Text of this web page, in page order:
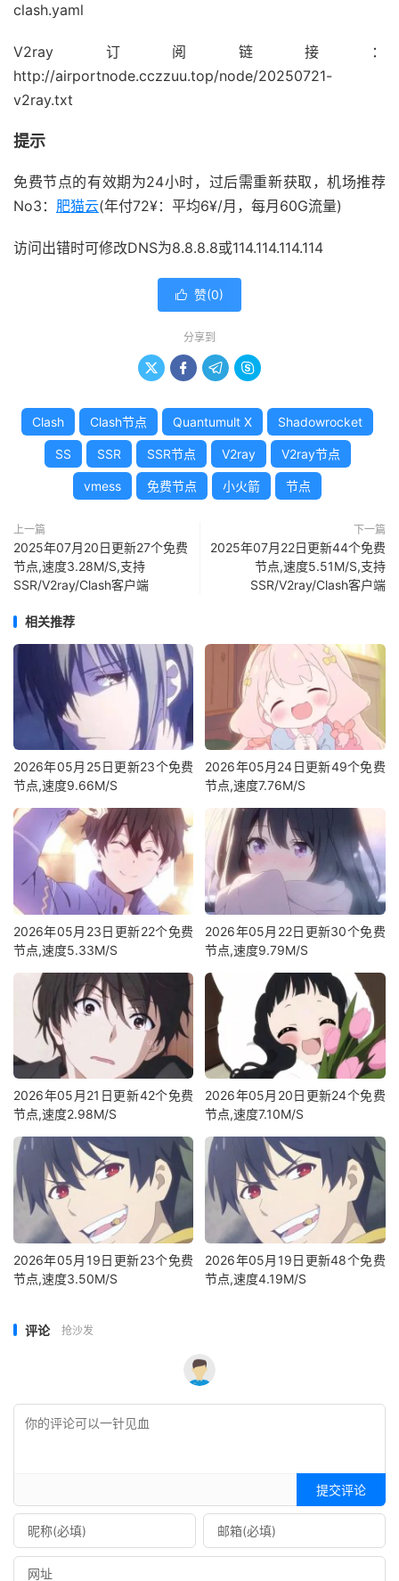
clash.yaml
V2ray订阅链接：
http://airportnode.cczzuu.top/node/20250721-
v2ray.txt
提示
免费节点的有效期为24小时，过后需重新获取，机场推荐
No3： 肥猫云(年付72¥：平均6¥/月，每月60G流量)
访问出错时可修改DNS为8.8.8.8或114.114.114.114
 赞(0)
分享到
   
Clash Clash节点 Quantumult X Shadowrocket
SS SSR SSR节点 V2ray V2ray节点
vmess 免费节点 小火箭 节点
上一篇
2025年07月20日更新27个免费
节点,速度3.28M/S,支持
SSR/V2ray/Clash客户端
下一篇
2025年07月22日更新44个免费
节点,速度5.51M/S,支持
SSR/V2ray/Clash客户端
相关推荐
2026年05月25日更新23个免费
节点,速度9.66M/S
2026年05月24日更新49个免费
节点,速度7.76M/S
2026年05月23日更新22个免费
节点,速度5.33M/S
2026年05月22日更新30个免费
节点,速度9.79M/S
2026年05月21日更新42个免费
节点,速度2.98M/S
2026年05月20日更新24个免费
节点,速度7.10M/S
2026年05月19日更新23个免费
节点,速度3.50M/S
2026年05月19日更新48个免费
节点,速度4.19M/S
评论 抢沙发
提交评论